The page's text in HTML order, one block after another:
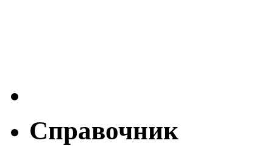
Справочник